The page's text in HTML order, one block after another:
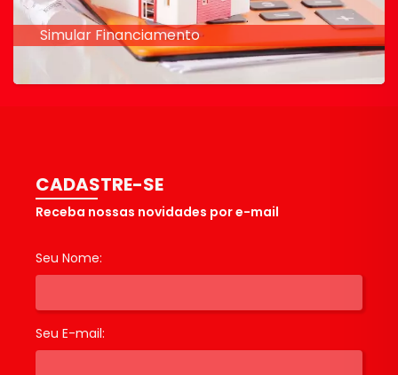
Simular Financiamento
CADASTRE-SE
Receba nossas novidades por e-mail
Seu Nome:
Seu E-mail: